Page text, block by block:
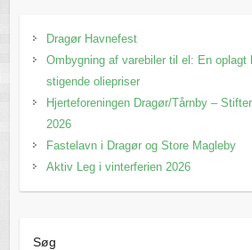
Dragør Havnefest
Ombygning af varebiler til el: En
stigende oliepriser
Hjerteforeningen Dragør/Tårnby –
2026
Fastelavn i Dragør og Store Magleby
Aktiv Leg i vinterferien 2026
Søg